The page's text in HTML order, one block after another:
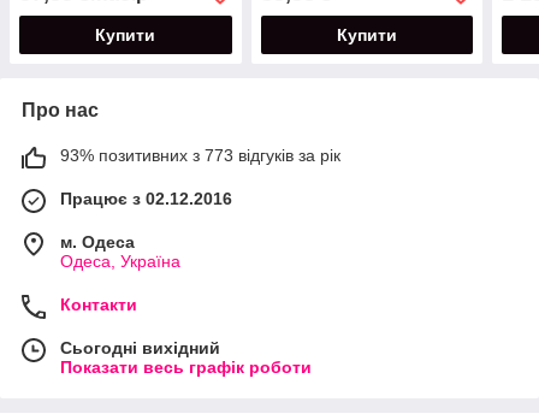
Купити Купити
Про нас
93% позитивних з 773 відгуків за рік
Працює з 02.12.2016
м. Одеса
Одеса, Україна
Контакти
Сьогодні вихідний
Показати весь графік роботи